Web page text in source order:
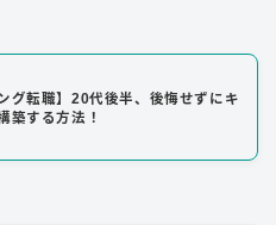
グ転職】20代後半、後悔せずにキ
築する方法！